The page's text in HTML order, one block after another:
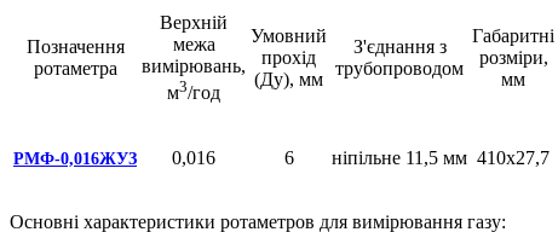
Позначення
ротаметра
Верхній
межа
вимірювань,
м3/год
Умовний
прохід
(Ду), мм
З'єднання з
трубопроводом
Габаритні
розміри,
мм
РМФ-0,016ЖУЗ 0,016 6 ніпільне 11,5 мм 410х27,7
Основні характеристики ротаметров для вимірювання газу: